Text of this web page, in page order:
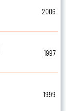
2006
1997
1999